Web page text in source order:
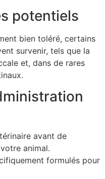
potentiels
bien toléré, certains
survenir, tels que la
et, dans de rares
avant de
animal.
formulés pour